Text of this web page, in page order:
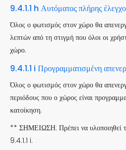
9.4.1.1 h Αυτόματος πλήρης
Όλος ο φωτισμός στον χώρο θα
λεπτών από τη στιγμή που όλοι οι
χώρο.
9.4.1.1 i Προγραμματισμένη
Όλος ο φωτισμός στον χώρο θα
περιόδους που ο χώρος είναι
κατοίκηση.
** ΣΗΜΕΙΩΣΗ: Πρέπει να υλοποιηθεί
9.4.1.1 i.